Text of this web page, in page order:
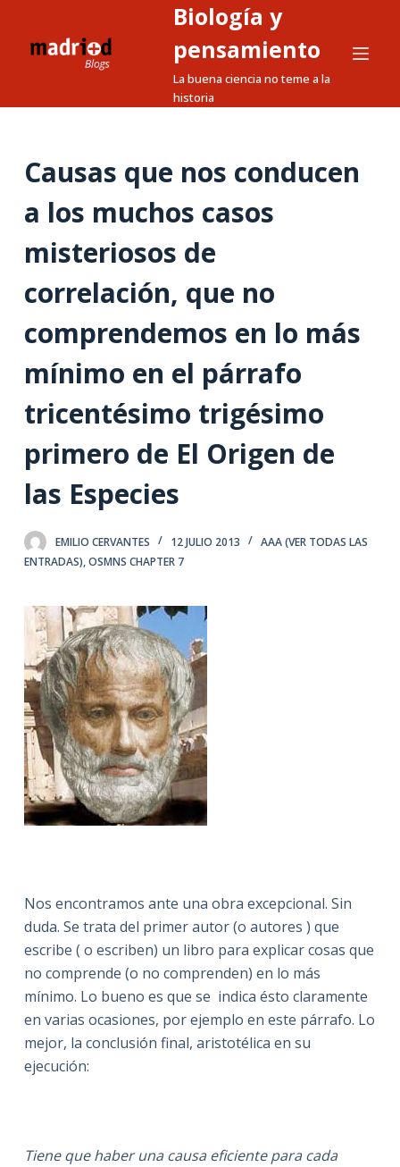
a
n
e
Biología y
pensamiento
La buena ciencia no teme a la
historia
Causas que nos conducen
a los muchos casos
misteriosos de
correlación, que no
comprendemos en lo más
mínimo en el párrafo
tricentésimo trigésimo
primero de El Origen de
las Especies
EMILIO CERVANTES 12 JULIO 2013
AAA (VER TODAS LAS
ENTRADAS),OSMNS CHAPTER 7
Nos encontramos ante una obra excepcional. Sin
duda. Se trata del primer autor (o autores ) que
escribe ( o escriben) un libro para explicar cosas que
no comprende (o no comprenden) en lo más
mínimo. Lo bueno es que se indica ésto claramente
en varias ocasiones, por ejemplo en este párrafo. Lo
mejor, la conclusión final, aristotélica en su
ejecución:
Tiene que haber una causa eficiente para cada